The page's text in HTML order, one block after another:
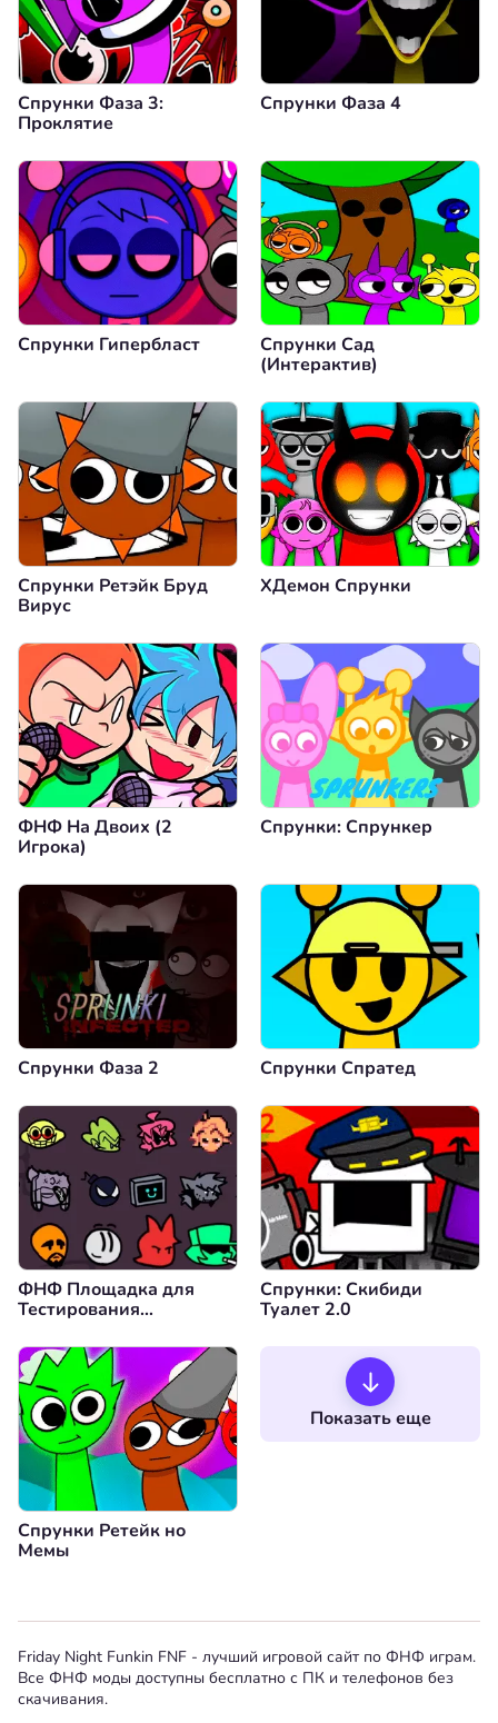
Спрунки Фаза 3:
Проклятие
Спрунки Фаза 4
Спрунки Гипербласт
Спрунки Сад
(Интерактив)
Спрунки Ретэйк Бруд
Вирус
XДемон Спрунки
ФНФ На Двоих (2
Игрока)
Спрунки: Спрункер
Спрунки Фаза 2 Спрунки Спратед
ФНФ Площадка для
Тестирования
Characters Test
Playground 4
Спрунки: Скибиди
Туалет 2.0
Спрунки Ретейк но
Мемы
Показать еще
Friday Night Funkin FNF - лучший игровой сайт по ФНФ играм.
Все ФНФ моды доступны бесплатно с ПК и телефонов без
скачивания.